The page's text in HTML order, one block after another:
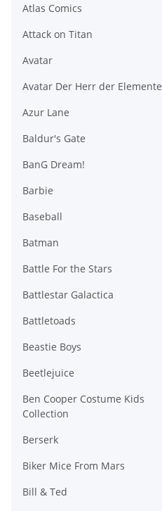
Atlas Comics
Attack on Titan
Avatar
Avatar Der Herr der Elemente
Azur Lane
Baldur's Gate
BanG Dream!
Barbie
Baseball
Batman
Battle For the Stars
Battlestar Galactica
Battletoads
Beastie Boys
Beetlejuice
Ben Cooper Costume Kids
Collection
Berserk
Biker Mice From Mars
Bill & Ted